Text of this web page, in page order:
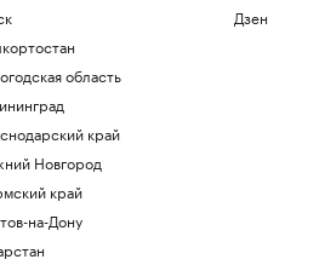
область
край
Новгород
край
на-Дону
Дзен